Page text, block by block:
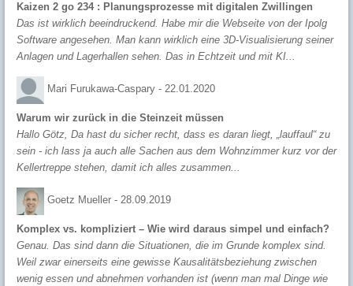
Kaizen 2 go 234 : Planungsprozesse mit digitalen Zwillingen
Das ist wirklich beeindruckend. Habe mir die Webseite von der Ipolg
Software angesehen. Man kann wirklich eine 3D-Visualisierung seiner
Anlagen und Lagerhallen sehen. Das in Echtzeit und mit KI...
Mari Furukawa-Caspary - 22.01.2020
Warum wir zurück in die Steinzeit müssen
Hallo Götz, Da hast du sicher recht, dass es daran liegt, „lauffaul“ zu
sein - ich lass ja auch alle Sachen aus dem Wohnzimmer kurz vor der
Kellertreppe stehen, damit ich alles zusammen...
Goetz Mueller - 28.09.2019
Komplex vs. kompliziert – Wie wird daraus simpel und einfach?
Genau. Das sind dann die Situationen, die im Grunde komplex sind.
Weil zwar einerseits eine gewisse Kausalitätsbeziehung zwischen
wenig essen und abnehmen vorhanden ist (wenn man mal Dinge wie